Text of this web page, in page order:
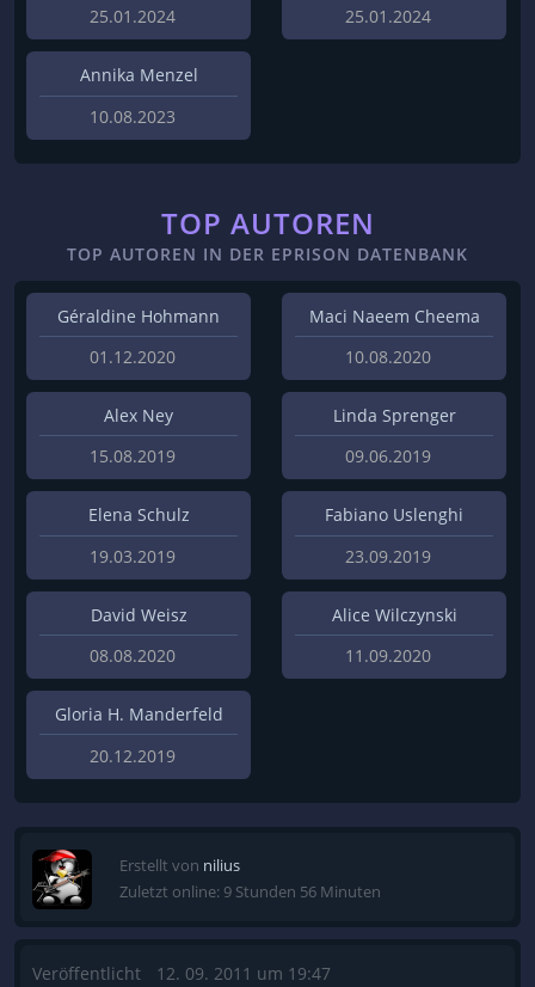
25.01.2024 25.01.2024
Annika Menzel
10.08.2023
TOP AUTOREN
TOP AUTOREN IN DER EPRISON DATENBANK
Géraldine Hohmann
01.12.2020
Maci Naeem Cheema
10.08.2020
Alex Ney
15.08.2019
Linda Sprenger
09.06.2019
Elena Schulz
19.03.2019
Fabiano Uslenghi
23.09.2019
David Weisz
08.08.2020
Alice Wilczynski
11.09.2020
Gloria H. Manderfeld
20.12.2019
Erstellt von nilius
Zuletzt online: 9 Stunden 56 Minuten
Veröffentlicht
12. 09. 2011 um 19:47